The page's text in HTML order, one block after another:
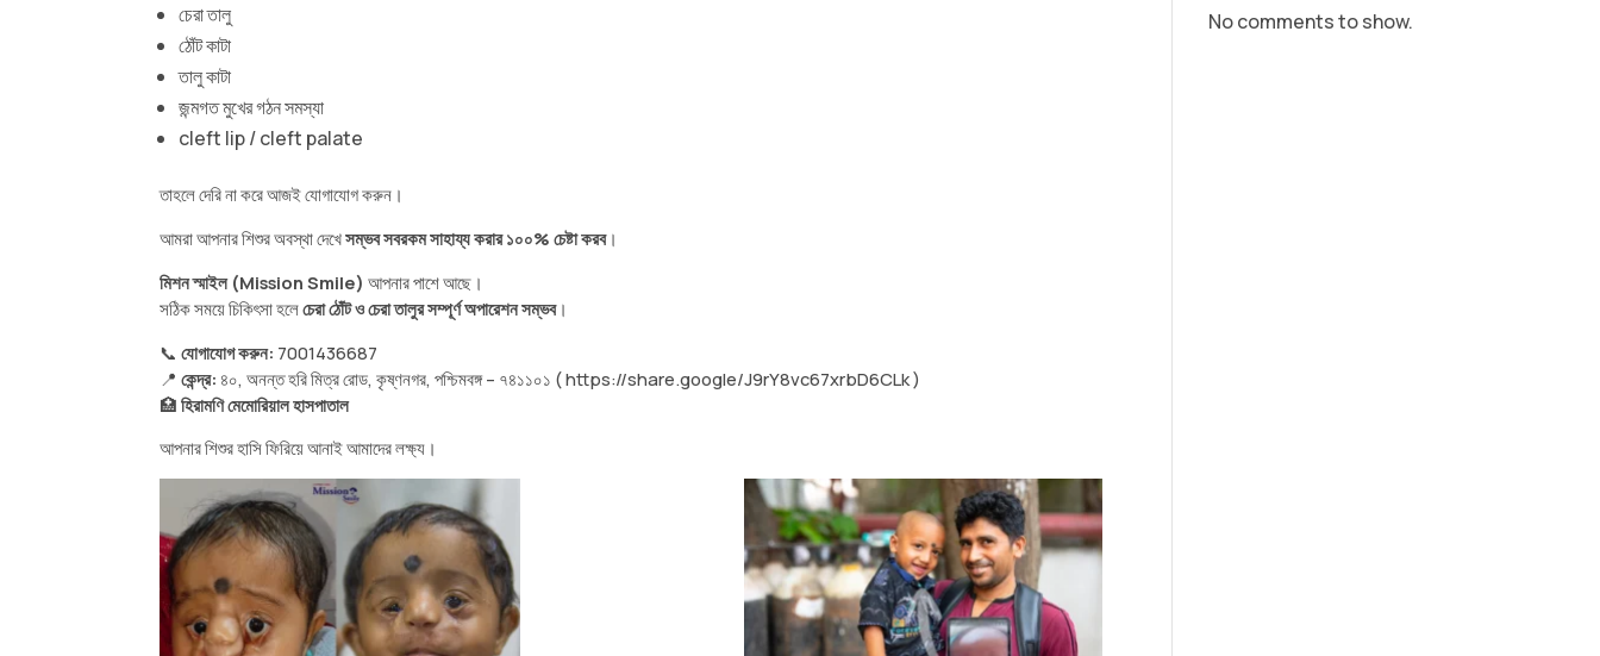
চেরা তালু
ঠোঁট কাটা
তালু কাটা
জন্মগত মুখের গঠন সমস্যা
cleft lip / cleft palate
তাহলে দেরি না করে আজই যোগাযোগ করুন।
আমরা আপনার শিশুর অবস্থা দেখেসম্ভব সবরকম সাহায্য করার ১০০% চেষ্টা করব।
মিশন স্মাইল (Mission Smile) আপনার পাশে আছে।
সঠিক সময়ে চিকিৎসা হলেচেরা ঠোঁট ও চেরা তালুর সম্পূর্ণ অপারেশন সম্ভব।
📞যোগাযোগ করুন: 7001436687
📍কেন্দ্র: ৪০, অনন্ত হরি মিত্র রোড, কৃষ্ণনগর, পশ্চিমবঙ্গ – ৭৪১১০১ ( https://share.google/J9rY8vc67xrbD6CLk )
🏥হিরামণি মেমোরিয়াল হাসপাতাল
আপনার শিশুর হাসি ফিরিয়ে আনাই আমাদের লক্ষ্য।
No comments to show.